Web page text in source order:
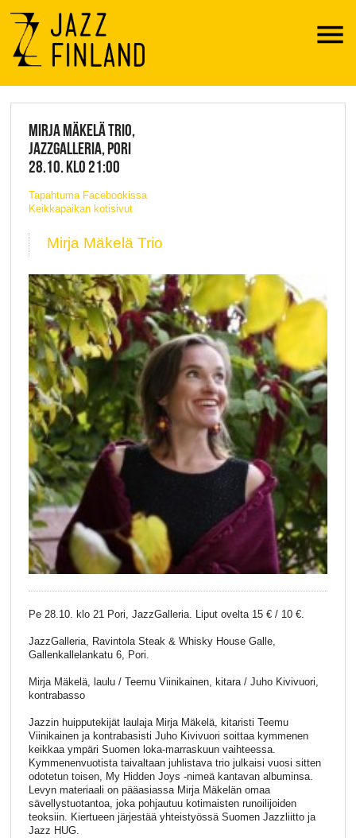
Menu
JAZZ FINLAND LIVE
MIRJA MÄKELÄ TRIO,
JAZZGALLERIA, PORI
28.10. KLO 21:00
Tapahtuma Facebookissa
Keikkapaikan kotisivut
Mirja Mäkelä Trio
Pe 28.10. klo 21 Pori, JazzGalleria. Liput ovelta 15 € / 10 €.
JazzGalleria, Ravintola Steak & Whisky House Galle,
Gallenkallelankatu 6, Pori.
Mirja Mäkelä, laulu / Teemu Viinikainen, kitara / Juho Kivivuori,
kontrabasso
Jazzin huipputekijät laulaja Mirja Mäkelä, kitaristi Teemu
Viinikainen ja kontrabasisti Juho Kivivuori soittaa kymmenen
keikkaa ympäri Suomen loka-marraskuun vaihteessa.
Kymmenenvuotista taivaltaan juhlistava trio julkaisi vuosi sitten
odotetun toisen, My Hidden Joys -nimeä kantavan albuminsa.
Levyn materiaali on pääasiassa Mirja Mäkelän omaa
sävellystuotantoa, joka pohjautuu kotimaisten runoilijoiden
teoksiin. Kiertueen järjestää yhteistyössä Suomen Jazzliitto ja
Jazz HUG.